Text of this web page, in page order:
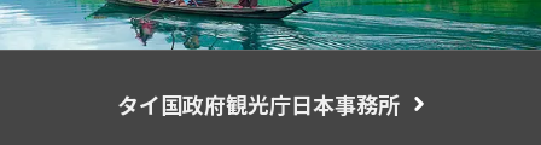
タイ国政府観光庁日本事務所